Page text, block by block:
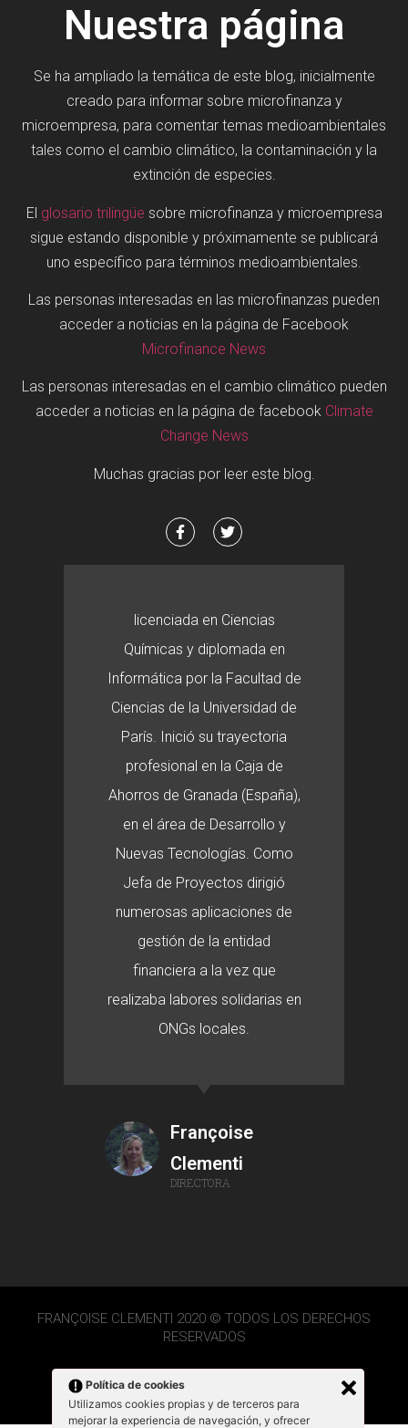
Política de cookies
Utilizamos cookies propias y de terceros para
mejorar la experiencia de navegación, y ofrecer
Nuestra página
Se ha ampliado la temática de este blog, inicialmente
creado para informar sobre microfinanza y
microempresa, para comentar temas medioambientales
tales como el cambio climático, la contaminación y la
extinción de especies.
El glosario trilingüe sobre microfinanza y microempresa
sigue estando disponible y próximamente se publicará
uno específico para términos medioambientales.
Las personas interesadas en las microfinanzas pueden
acceder a noticias en la página de Facebook
Microfinance News
Las personas interesadas en el cambio climático pueden
acceder a noticias en la página de facebook Climate
Change News
Muchas gracias por leer este blog.
licenciada en Ciencias
Químicas y diplomada en
Informática por la Facultad de
Ciencias de la Universidad de
París. Inició su trayectoria
profesional en la Caja de
Ahorros de Granada (España),
en el área de Desarrollo y
Nuevas Tecnologías. Como
Jefa de Proyectos dirigió
numerosas aplicaciones de
gestión de la entidad
financiera a la vez que
realizaba labores solidarias en
ONGs locales.
Françoise
Clementi
DIRECTORA
FRANÇOISE CLEMENTI 2020 © TODOS LOS DERECHOS
RESERVADOS